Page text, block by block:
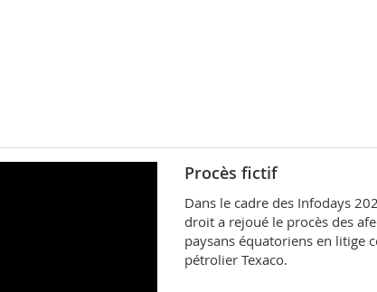
Procès fictif
Dans le cadre des Infodays
droit a rejoué le procès des
paysans équatoriens en litige
pétrolier Texaco.